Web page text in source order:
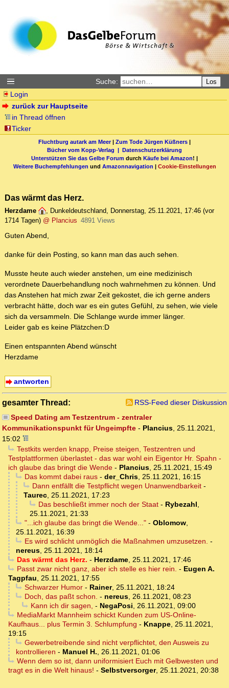
Suche: Los
Login
zurück zur Hauptseite
in Thread öffnen
Ticker
Fluchtburg autark am Meer| Zum Tode Jürgen Küßners |
Bücher vom Kopp-Verlag | Datenschutzerklärung
Unterstützen Sie das Gelbe Forum durch Käufe bei Amazon! |
Weitere Buchempfehlungen und Amazonnavigation | Cookie-Einstellungen
Das wärmt das Herz.
Herzdame , Dunkeldeutschland, Donnerstag, 25.11.2021, 17:46 (vor
1714 Tagen) @ Plancius 4891 Views
Guten Abend,
danke für dein Posting, so kann man das auch sehen.
Musste heute auch wieder anstehen, um eine medizinisch
verordnete Dauerbehandlung noch wahrnehmen zu können. Und
das Anstehen hat mich zwar Zeit gekostet, die ich gerne anders
verbracht hätte, doch war es ein gutes Gefühl, zu sehen, wie viele
sich da versammeln. Die Schlange wurde immer länger.
Leider gab es keine Plätzchen:D
Einen entspannten Abend wünscht
Herzdame
antworten
gesamter Thread:
RSS-Feed dieser Diskussion
Speed Dating am Testzentrum - zentraler
Kommunikationspunkt für Ungeimpfte - Plancius, 25.11.2021,
15:02
Testkits werden knapp, Preise steigen, Testzentren und
Testplattformen überlastet - das war wohl ein Eigentor Hr. Spahn -
ich glaube das bringt die Wende - Plancius, 25.11.2021, 15:49
Das kommt dabei raus- der_Chris, 25.11.2021, 16:15
Dann entfällt die Testpflicht wegen Unanwendbarkeit-
Taurec, 25.11.2021, 17:23
Das beschließt immer noch der Staat- Rybezahl,
25.11.2021, 21:33
"...ich glaube das bringt die Wende..."- Oblomow,
25.11.2021, 16:39
Es wird schlicht unmöglich die Maßnahmen umzusetzen. -
nereus, 25.11.2021, 18:14
Das wärmt das Herz. - Herzdame, 25.11.2021, 17:46
Passt zwar nicht ganz, aber ich stelle es hier rein. - Eugen A.
Tagpfau, 25.11.2021, 17:55
Schwarzer Humor- Rainer, 25.11.2021, 18:24
Doch, das paßt schon. - nereus, 26.11.2021, 08:23
Kann ich dir sagen, - NegaPosi, 26.11.2021, 09:00
MediaMarkt Mannheim schickt Kunden zum US-Online-
Kaufhaus... plus Termin 3. Schlumpfung - Knappe, 25.11.2021,
19:15
Gewerbetreibende sind nicht verpflichtet, den Ausweis zu
kontrollieren - Manuel H., 26.11.2021, 01:06
Wenn dem so ist, dann uniformisiert Euch mit Gelbwesten und
tragt es in die Welt hinaus! - Selbstversorger, 25.11.2021, 20:38